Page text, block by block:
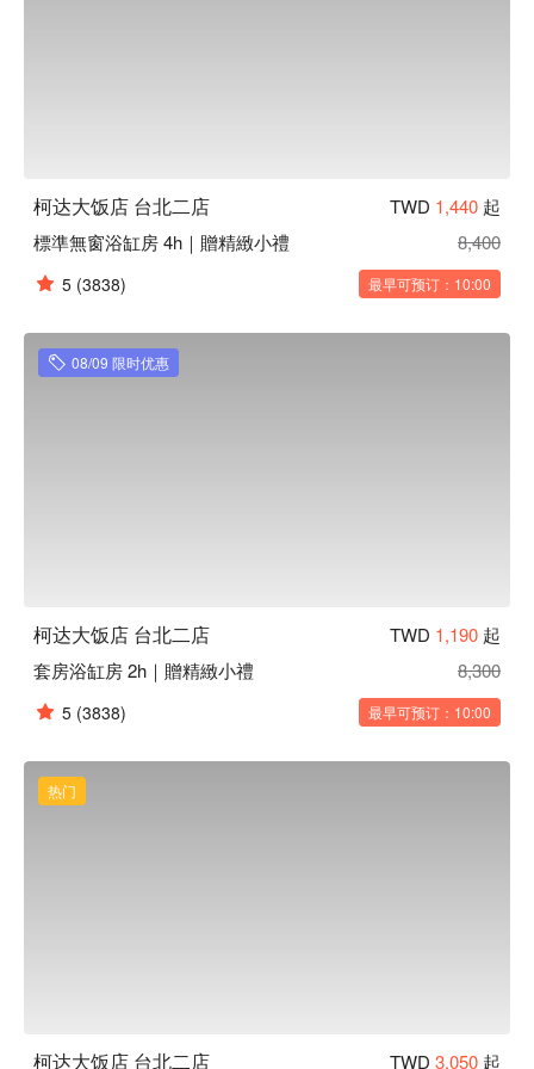
柯达大饭店 台北二店 TWD 1,440 起
標準無窗浴缸房 4h｜贈精緻小禮
8,400
5 (3838) 最早可预订：10:00
08/09 限时优惠
柯达大饭店 台北二店 TWD 1,190 起
套房浴缸房 2h｜贈精緻小禮
8,300
5 (3838) 最早可预订：10:00
热门
柯达大饭店 台北二店 TWD 3,050 起